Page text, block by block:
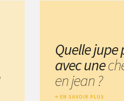
Quelle jupe
avec une
en jean ?
EN SAVOIR PLUS